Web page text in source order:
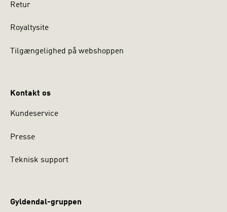
Retur
Royaltysite
Tilgængelighed på webshoppen
Kontakt os
Kundeservice
Presse
Teknisk support
Gyldendal-gruppen